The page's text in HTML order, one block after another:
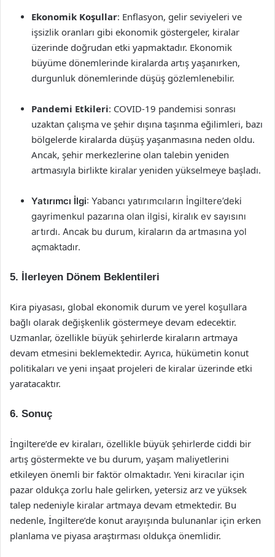
Ekonomik Koşullar: Enflasyon, gelir seviyeleri ve
işsizlik oranları gibi ekonomik göstergeler, kiralar
üzerinde doğrudan etki yapmaktadır. Ekonomik
büyüme dönemlerinde kiralarda artış yaşanırken,
durgunluk dönemlerinde düşüş gözlemlenebilir.
Pandemi Etkileri: COVID-19 pandemisi sonrası
uzaktan çalışma ve şehir dışına taşınma eğilimleri, bazı
bölgelerde kiralarda düşüş yaşanmasına neden oldu.
Ancak, şehir merkezlerine olan talebin yeniden
artmasıyla birlikte kiralar yeniden yükselmeye başladı.
Yatırımcı İlgi: Yabancı yatırımcıların İngiltere’deki
gayrimenkul pazarına olan ilgisi, kiralık ev sayısını
artırdı. Ancak bu durum, kiraların da artmasına yol
açmaktadır.
5. İlerleyen Dönem Beklentileri
Kira piyasası, global ekonomik durum ve yerel koşullara
bağlı olarak değişkenlik göstermeye devam edecektir.
Uzmanlar, özellikle büyük şehirlerde kiraların artmaya
devam etmesini beklemektedir. Ayrıca, hükümetin konut
politikaları ve yeni inşaat projeleri de kiralar üzerinde etki
yaratacaktır.
6. Sonuç
İngiltere’de ev kiraları, özellikle büyük şehirlerde ciddi bir
artış göstermekte ve bu durum, yaşam maliyetlerini
etkileyen önemli bir faktör olmaktadır. Yeni kiracılar için
pazar oldukça zorlu hale gelirken, yetersiz arz ve yüksek
talep nedeniyle kiralar artmaya devam etmektedir. Bu
nedenle, İngiltere’de konut arayışında bulunanlar için erken
planlama ve piyasa araştırması oldukça önemlidir.